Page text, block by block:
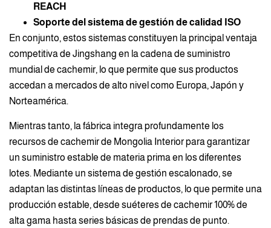
REACH
Soporte del sistema de gestión de calidad ISO
En conjunto, estos sistemas constituyen la principal ventaja
competitiva de Jingshang en la cadena de suministro
mundial de cachemir, lo que permite que sus productos
accedan a mercados de alto nivel como Europa, Japón y
Norteamérica.
Mientras tanto, la fábrica integra profundamente los
recursos de cachemir de Mongolia Interior para garantizar
un suministro estable de materia prima en los diferentes
lotes. Mediante un sistema de gestión escalonado, se
adaptan las distintas líneas de productos, lo que permite una
producción estable, desde suéteres de cachemir 100% de
alta gama hasta series básicas de prendas de punto.